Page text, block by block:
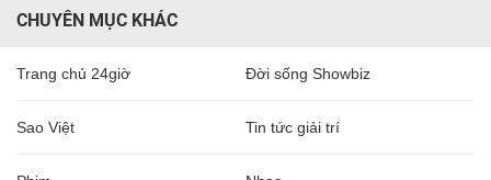
CHUYÊN MỤC KHÁC
Trang chủ 24giờ Đời sống Showbiz
Sao Việt Tin tức giải trí